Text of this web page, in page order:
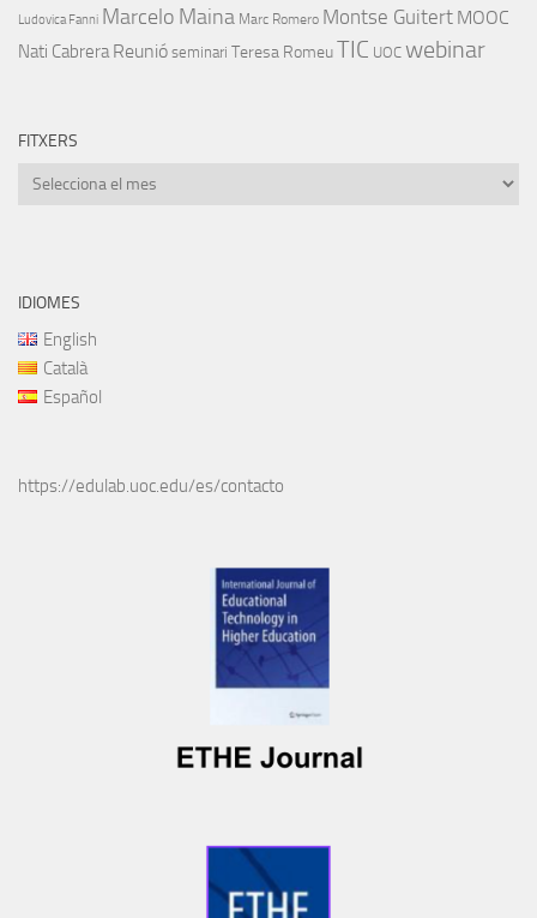
Ludovica Fanni Marcelo Maina Marc Romero Montse Guitert MOOC
Nati Cabrera Reunió seminari Teresa RomeuTIC UOC webinar
FITXERS
Fitxers
IDIOMES
English
Català
Español
https://edulab.uoc.edu/es/contacto